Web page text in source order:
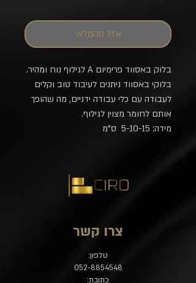
אזל מהמלאי
בלוק באסווד פרימיום A לגילוף נוח ומהיר.
בלוקי באסווד ניתנים לעיבוד טוב וקלים
לעבודה עם כלי עבודה ידניים, מה שהופך
אותם לחומר מצוין לגילוף.
מידה: 5-10-15 ס"מ
צרו קשר
טלפון:
052-8854548
כתובת: